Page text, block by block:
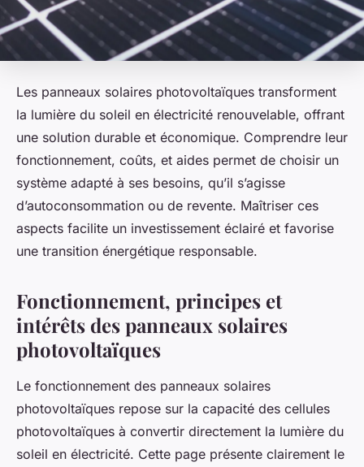
Les panneaux solaires photovoltaïques transforment
la lumière du soleil en électricité renouvelable, offrant
une solution durable et économique. Comprendre leur
fonctionnement, coûts, et aides permet de choisir un
système adapté à ses besoins, qu’il s’agisse
d’autoconsommation ou de revente. Maîtriser ces
aspects facilite un investissement éclairé et favorise
une transition énergétique responsable.
Fonctionnement, principes et
intérêts des panneaux solaires
photovoltaïques
Le fonctionnement des panneaux solaires
photovoltaïques repose sur la capacité des cellules
photovoltaïques à convertir directement la lumière du
soleil en électricité. Cette page présente clairement le